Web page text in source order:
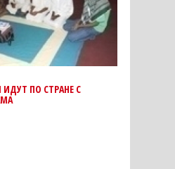
ПО СТРАНЕ С